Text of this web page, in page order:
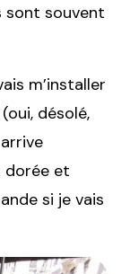
sont souvent
m’installer
désolé,
dorée et
si je vais